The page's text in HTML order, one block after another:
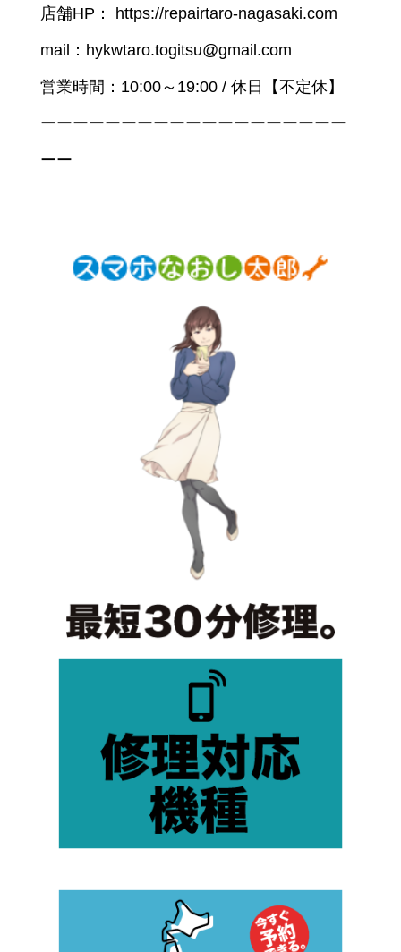
店舗HP： https://repairtaro-nagasaki.com
mail：hykwtaro.togitsu@gmail.com
営業時間：10:00～19:00 / 休日【不定休】
ーーーーーーーーーーーーーーーーーーー
ーー